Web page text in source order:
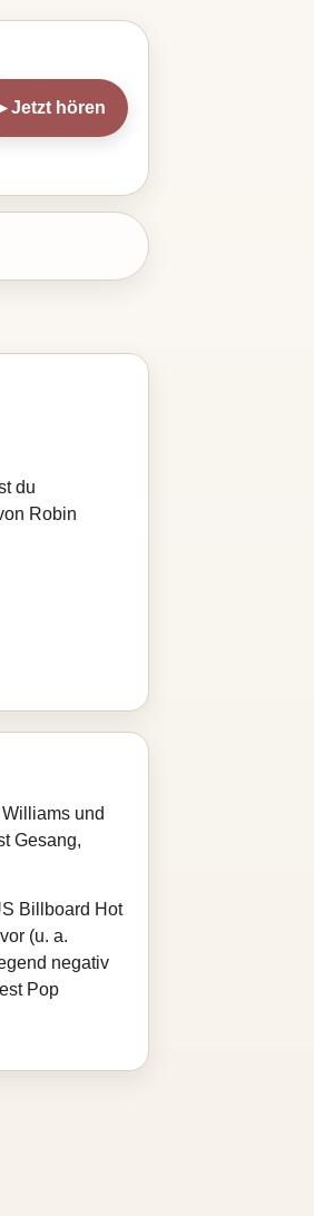
Jetzt hören
du
Robin
und
Gesang,
Billboard Hot
(u. a.
negativ
Pop